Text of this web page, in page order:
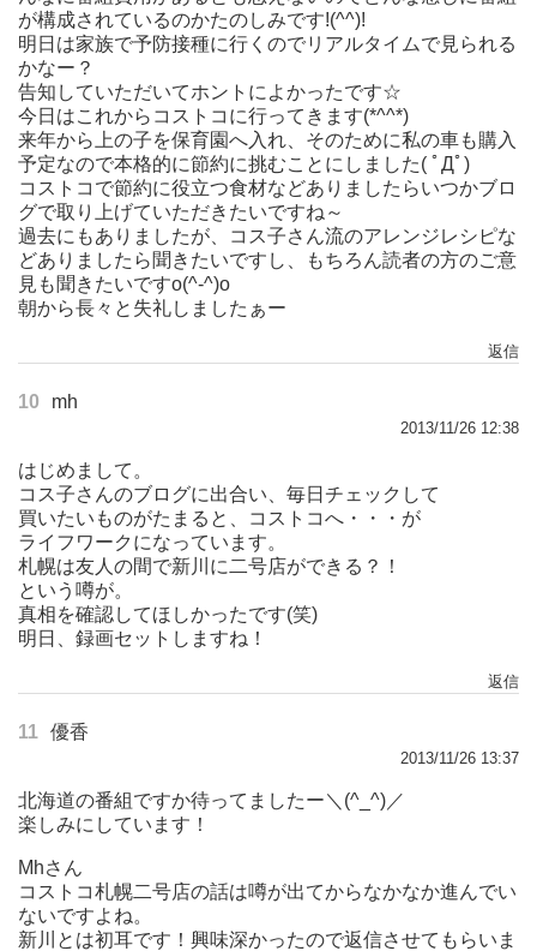
が構成されているのかたのしみです!(^^)!
明日は家族で予防接種に行くのでリアルタイムで見られる
かなー？
告知していただいてホントによかったです☆
今日はこれからコストコに行ってきます(*^^*)
来年から上の子を保育園へ入れ、そのために私の車も購入
予定なので本格的に節約に挑むことにしました( ﾟДﾟ)
コストコで節約に役立つ食材などありましたらいつかブロ
グで取り上げていただきたいですね～
過去にもありましたが、コス子さん流のアレンジレシピな
どありましたら聞きたいですし、もちろん読者の方のご意
見も聞きたいですo(^-^)o
朝から長々と失礼しましたぁー
返信
10 mh
2013/11/26 12:38
はじめまして。
コス子さんのブログに出合い、毎日チェックして
買いたいものがたまると、コストコへ・・・が
ライフワークになっています。
札幌は友人の間で新川に二号店ができる？！
という噂が。
真相を確認してほしかったです(笑)
明日、録画セットしますね！
返信
11 優香
2013/11/26 13:37
北海道の番組ですか待ってましたー＼(^_^)／
楽しみにしています！
Mhさん
コストコ札幌二号店の話は噂が出てからなかなか進んでい
ないですよね。
新川とは初耳です！興味深かったので返信させてもらいま